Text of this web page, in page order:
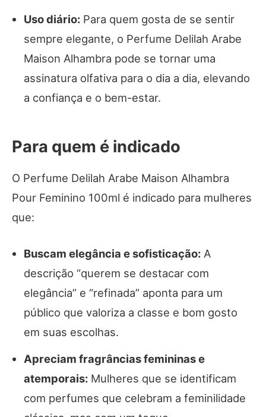
Uso diário: Para quem gosta de se sentir
sempre elegante, o Perfume Delilah Arabe
Maison Alhambra pode se tornar uma
assinatura olfativa para o dia a dia, elevando
a confiança e o bem-estar.
Para quem é indicado
O Perfume Delilah Arabe Maison Alhambra
Pour Feminino 100ml é indicado para mulheres
que:
Buscam elegância e sofisticação: A
descrição “querem se destacar com
elegância” e “refinada” aponta para um
público que valoriza a classe e bom gosto
em suas escolhas.
Apreciam fragrâncias femininas e
atemporais: Mulheres que se identificam
com perfumes que celebram a feminilidade